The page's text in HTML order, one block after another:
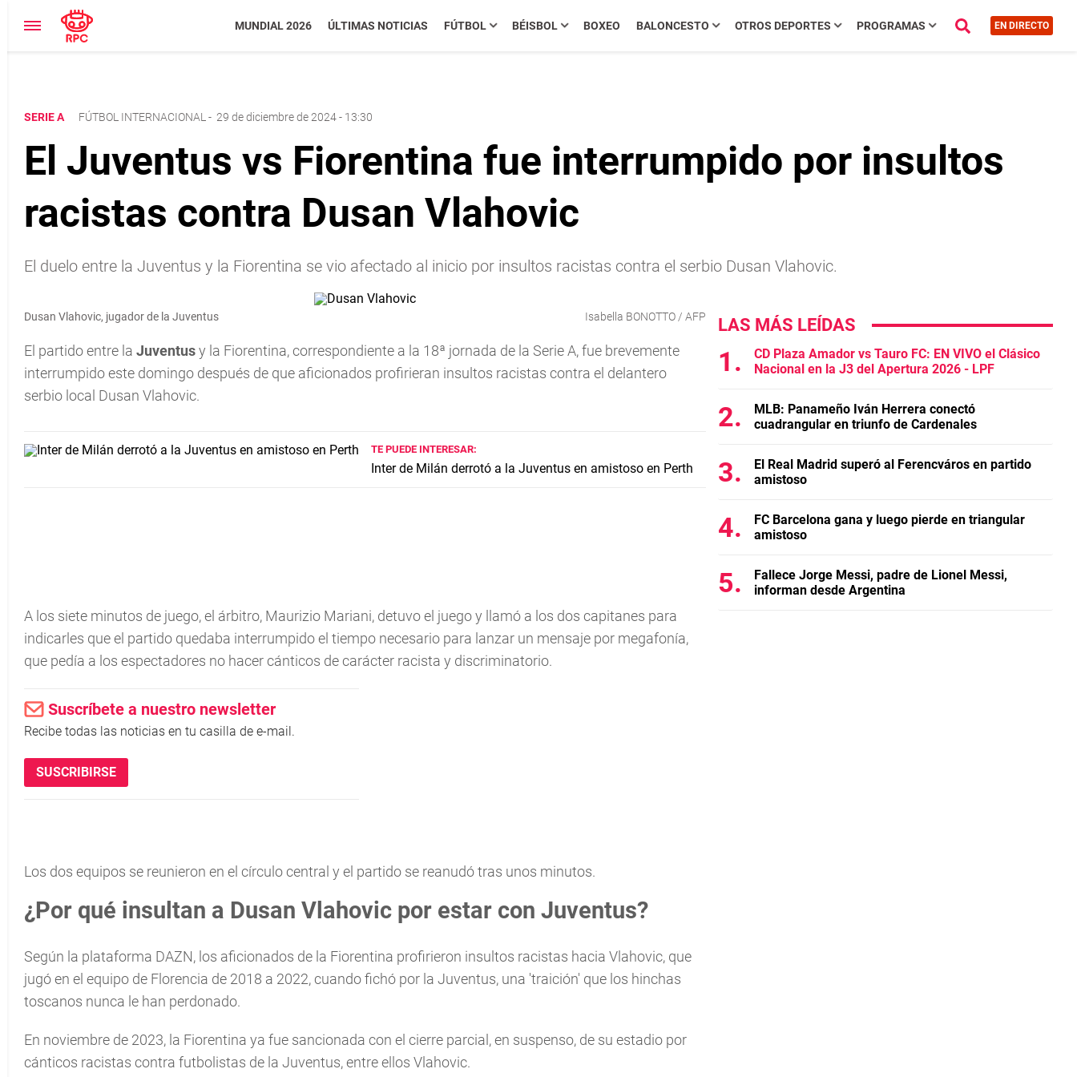
MUNDIAL 2026 ÚLTIMAS NOTICIAS FÚTBOL BÉISBOL BOXEO BALONCESTO OTROS DEPORTES PROGRAMAS EN DIRECTO
SERIE A FÚTBOL INTERNACIONAL - 29 de diciembre de 2024 - 13:30
El Juventus vs Fiorentina fue interrumpido por insultos
racistas contra Dusan Vlahovic
El duelo entre la Juventus y la Fiorentina se vio afectado al inicio por insultos racistas contra el serbio Dusan Vlahovic.
Dusan Vlahovic, jugador de la Juventus Isabella BONOTTO / AFP
El partido entre la Juventusy la Fiorentina, correspondiente a la 18ª jornada de la Serie A, fue brevemente
interrumpido este domingo después de que aficionados profirieran insultos racistas contra el delantero
serbio local Dusan Vlahovic.
TE PUEDE INTERESAR:
Inter de Milán derrotó a la Juventus en amistoso en Perth
A los siete minutos de juego, el árbitro, Maurizio Mariani, detuvo el juego y llamó a los dos capitanes para
indicarles que el partido quedaba interrumpido el tiempo necesario para lanzar un mensaje por megafonía,
que pedía a los espectadores no hacer cánticos de carácter racista y discriminatorio.
Suscríbete a nuestro newsletter
Recibe todas las noticias en tu casilla de e-mail.
SUSCRIBIRSE
Los dos equipos se reunieron en el círculo central y el partido se reanudó tras unos minutos.
¿Por qué insultan a Dusan Vlahovic por estar con Juventus?
Según la plataforma DAZN, los aficionados de la Fiorentina profirieron insultos racistas hacia Vlahovic, que
jugó en el equipo de Florencia de 2018 a 2022, cuando fichó por la Juventus, una 'traición' que los hinchas
toscanos nunca le han perdonado.
En noviembre de 2023, la Fiorentina ya fue sancionada con el cierre parcial, en suspenso, de su estadio por
cánticos racistas contra futbolistas de la Juventus, entre ellos Vlahovic.
LAS MÁS LEÍDAS
CD Plaza Amador vs Tauro FC: EN VIVO el Clásico
Nacional en la J3 del Apertura 2026 - LPF
MLB: Panameño Iván Herrera conectó
cuadrangular en triunfo de Cardenales
El Real Madrid superó al Ferencváros en partido
amistoso
FC Barcelona gana y luego pierde en triangular
amistoso
Fallece Jorge Messi, padre de Lionel Messi,
informan desde Argentina